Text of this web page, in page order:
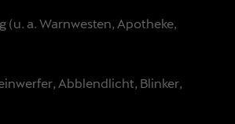
(u. a. Warnwesten, Apotheke,
Abblendlicht, Blinker,